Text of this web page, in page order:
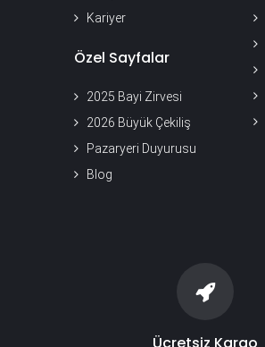
Kariyer
Özel Sayfalar
2025 Bayi Zirvesi
2026 Büyük Çekiliş
Pazaryeri Duyurusu
Blog